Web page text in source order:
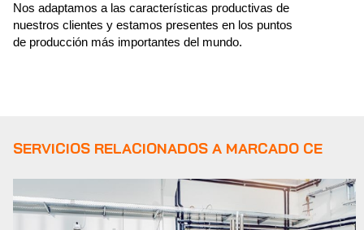
Nos adaptamos a las características productivas de
nuestros clientes y estamos presentes en los puntos
de producción más importantes del mundo.
SERVICIOS RELACIONADOS A MARCADO CE